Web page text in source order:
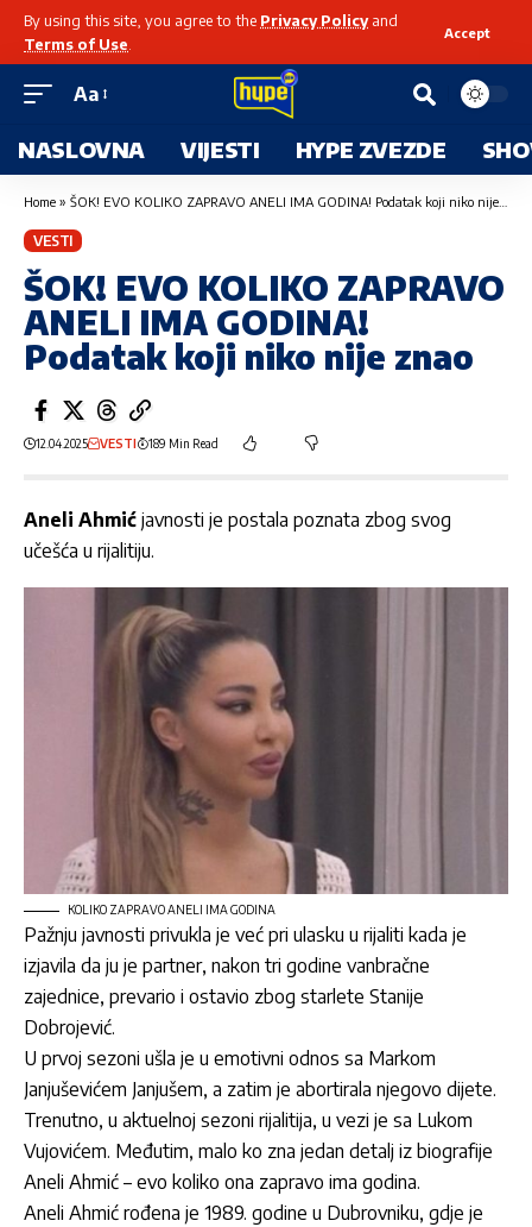
By using this site, you agree to the Privacy Policyand
Terms of Use
Accept
Aa
NASLOVNA VIJESTI HYPE ZVEZDE
Home » ŠOK! EVO KOLIKO ZAPRAVO ANELI IMA GODINA! Podatak koji niko nije znao
VESTI
ŠOK! EVO KOLIKO ZAPRAVO
ANELI IMA GODINA!
Podatak koji niko nije znao
12.04.2025 VESTI 189 Min Read
Aneli Ahmić javnosti je postala poznata zbog svog
učešća u rijalitiju.
KOLIKO ZAPRAVO ANELI IMA GODINA
Pažnju javnosti privukla je već pri ulasku u rijaliti kada je
izjavila da ju je partner, nakon tri godine vanbračne
zajednice, prevario i ostavio zbog starlete Stanije
Dobrojević.
U prvoj sezoni ušla je u emotivni odnos sa Markom
Janjuševićem Janjušem, a zatim je abortirala njegovo dijete.
Trenutno, u aktuelnoj sezoni rijalitija, u vezi je sa Lukom
Vujovićem. Međutim, malo ko zna jedan detalj iz biografije
Aneli Ahmić – evo koliko ona zapravo ima godina.
Aneli Ahmić rođena je 1989. godine u Dubrovniku, gdje je